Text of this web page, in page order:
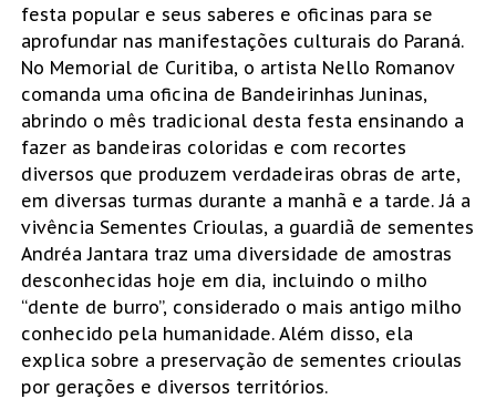
festa popular e seus saberes e oficinas para se
aprofundar nas manifestações culturais do Paraná.
No Memorial de Curitiba, o artista Nello Romanov
comanda uma oficina de Bandeirinhas Juninas,
abrindo o mês tradicional desta festa ensinando a
fazer as bandeiras coloridas e com recortes
diversos que produzem verdadeiras obras de arte,
em diversas turmas durante a manhã e a tarde. Já a
vivência Sementes Crioulas, a guardiã de sementes
Andréa Jantara traz uma diversidade de amostras
desconhecidas hoje em dia, incluindo o milho
“dente de burro”, considerado o mais antigo milho
conhecido pela humanidade. Além disso, ela
explica sobre a preservação de sementes crioulas
por gerações e diversos territórios.